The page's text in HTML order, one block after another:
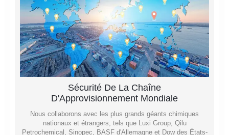
Sécurité De La Chaîne
D'Approvisionnement Mondiale
Nous collaborons avec les plus grands géants chimiques
nationaux et étrangers, tels que Luxi Group, Qilu
Petrochemical, Sinopec, BASF d'Allemagne et Dow des États-